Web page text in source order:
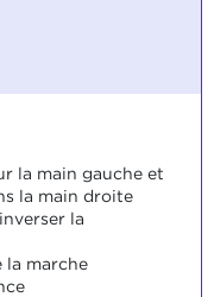
la main gauche et
la main droite
la
la marche